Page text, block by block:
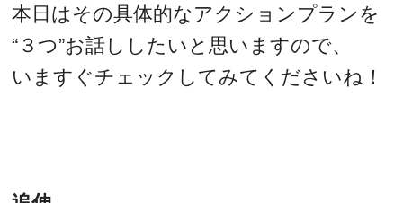
本日はその具体的なアクションプランを
“３つ”お話ししたいと思いますので、
いますぐチェックしてみてくださいね！